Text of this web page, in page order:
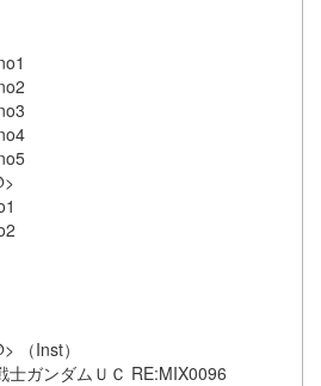
（Inst）
ガンダムＵＣ RE:MIX0096